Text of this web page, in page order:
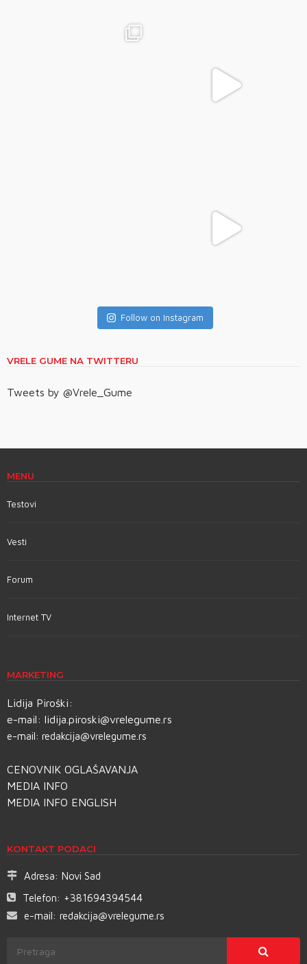
Follow on Instagram
VRELE GUME NA TWITTERU
Tweets by @Vrele_Gume
MENU
Testovi
Vesti
Forum
Internet TV
MARKETING
Lidija Piroški:
e-mail: lidija.piroski@vrelegume.rs
e-mail: redakcija@vrelegume.rs
CENOVNIK OGLAŠAVANJA
MEDIA INFO
MEDIA INFO ENGLISH
KONTAKT PODACI
Adresa: Novi Sad
Telefon: +381694394544
e-mail: redakcija@vrelegume.rs